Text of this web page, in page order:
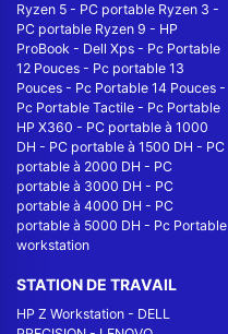
Ryzen 5 - PC portable Ryzen 3 -
PC portable Ryzen 9 - HP
ProBook - Dell Xps - Pc Portable
12 Pouces - Pc portable 13
Pouces - Pc Portable 14 Pouces -
Pc Portable Tactile - Pc Portable
HP X360 - PC portable à 1000
DH - PC portable à 1500 DH - PC
portable à 2000 DH - PC
portable à 3000 DH - PC
portable à 4000 DH - PC
portable à 5000 DH - Pc Portable
workstation
STATION DE TRAVAIL
HP Z Workstation - DELL